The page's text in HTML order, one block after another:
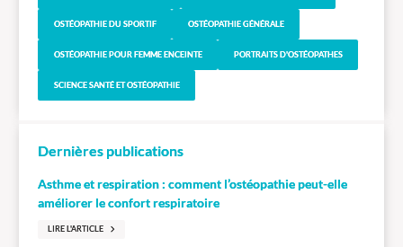
OSTÉOPATHIE DU SPORTIF OSTÉOPATHIE GÉNÉRALE
OSTÉOPATHIE POUR FEMME ENCEINTE PORTRAITS D'OSTÉOPATHES
SCIENCE SANTÉ ET OSTÉOPATHIE
Dernières publications
Asthme et respiration : comment l’ostéopathie peut-elle
améliorer le confort respiratoire
LIRE L'ARTICLE